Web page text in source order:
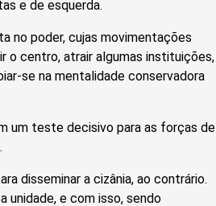
e de esquerda.
no poder, cujas movimentações
o centro, atrair algumas instituições,
se na mentalidade conservadora
um teste decisivo para as forças de
disseminar a cizânia, ao contrário.
unidade, e com isso, sendo